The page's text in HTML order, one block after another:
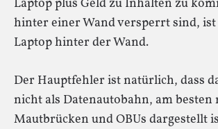
Laptop plus Geld zu Inhalten zu
hinter einer Wand versperrt sind,
Laptop hinter der Wand.
Der Hauptfehler ist natürlich, dass
nicht als Datenautobahn, am besten
Mautbrücken und OBUs dargestellt